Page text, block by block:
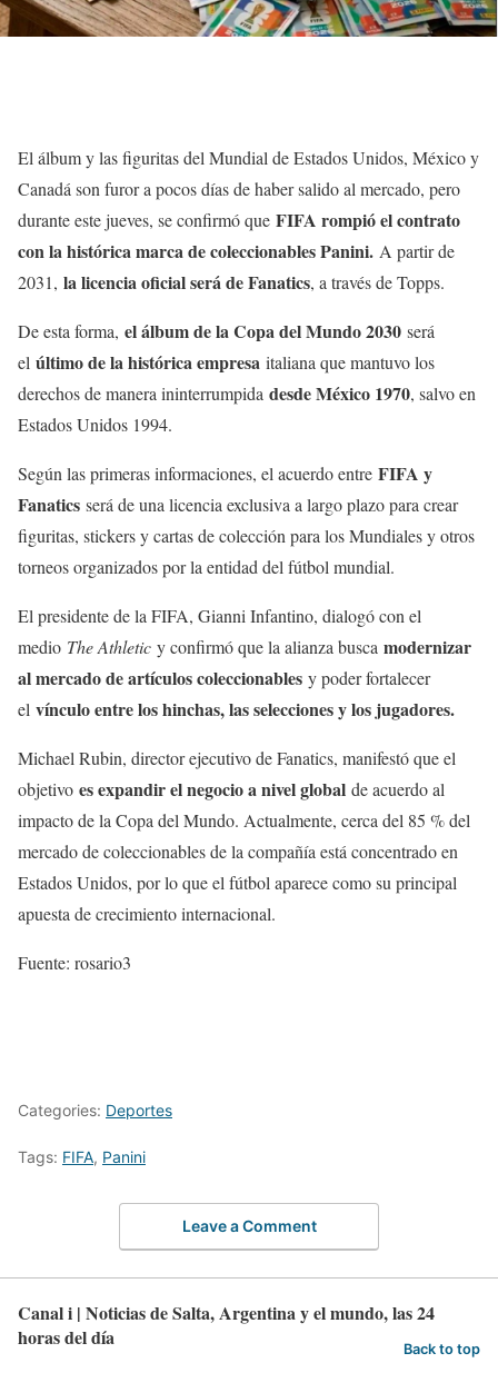
El álbum y las figuritas del Mundial de Estados Unidos, México y
Canadá son furor a pocos días de haber salido al mercado, pero
durante este jueves, se confirmó que FIFA rompió el contrato
con la histórica marca de coleccionables Panini. A partir de
2031, la licencia oficial será de Fanatics, a través de Topps.
De esta forma, el álbum de la Copa del Mundo 2030 será
el último de la histórica empresa italiana que mantuvo los
derechos de manera ininterrumpida desde México 1970, salvo en
Estados Unidos 1994.
Según las primeras informaciones, el acuerdo entre FIFA y
Fanatics será de una licencia exclusiva a largo plazo para crear
figuritas, stickers y cartas de colección para los Mundiales y otros
torneos organizados por la entidad del fútbol mundial.
El presidente de la FIFA, Gianni Infantino, dialogó con el
medio The Athletic y confirmó que la alianza busca modernizar
al mercado de artículos coleccionables y poder fortalecer
el vínculo entre los hinchas, las selecciones y los jugadores.
Michael Rubin, director ejecutivo de Fanatics, manifestó que el
objetivo es expandir el negocio a nivel global de acuerdo al
impacto de la Copa del Mundo. Actualmente, cerca del 85 % del
mercado de coleccionables de la compañía está concentrado en
Estados Unidos, por lo que el fútbol aparece como su principal
apuesta de crecimiento internacional.
Fuente: rosario3
Categories: Deportes
Tags: FIFA, Panini
Leave a Comment
Canal i | Noticias de Salta, Argentina y el mundo, las 24
horas del día
Back to top